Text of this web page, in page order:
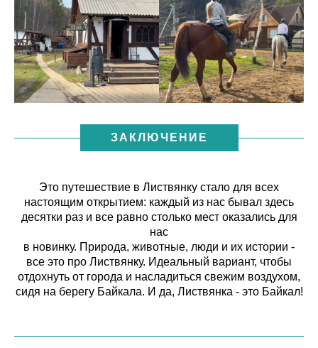
ЗАКЛЮЧЕНИЕ
Это путешествие в Листвянку стало для всех
настоящим открытием: каждый из нас бывал здесь
десятки раз и все равно столько мест оказались для
нас
в новинку. Природа, животные, люди и их истории -
все это про Листвянку. Идеальный вариант, чтобы
отдохнуть от города и насладиться свежим воздухом,
сидя на берегу Байкала. И да, Листвянка - это Байкал!